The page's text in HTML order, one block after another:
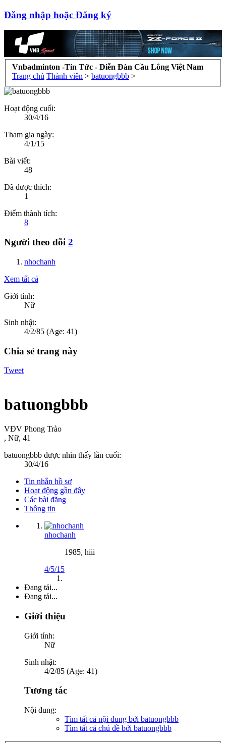
Đăng nhập hoặc Đăng ký
Vnbadminton -Tin Tức - Diễn Đàn Cầu Lông Việt Nam
Trang chủ Thành viên > batuongbbb >
Hoạt động cuối:
30/4/16
Tham gia ngày:
4/1/15
Bài viết:
48
Đã được thích:
1
Điểm thành tích:
8
Người theo dõi 2
nhochanh
Xem tất cả
Giới tính:
Nữ
Sinh nhật:
4/2/85 (Age: 41)
Chia sẻ trang này
Tweet
batuongbbb
VĐV Phong Trào
, Nữ, 41
batuongbbb được nhìn thấy lần cuối:
30/4/16
Tin nhắn hồ sơ
Hoạt động gần đây
Các bài đăng
Thông tin
nhochanh
1985, hiii
4/5/15
Đang tải...
Đang tải...
Giới thiệu
Giới tính:
Nữ
Sinh nhật:
4/2/85 (Age: 41)
Tương tác
Nội dung:
Tìm tất cả nội dung bởi batuongbbb
Tìm tất cả chủ đề bởi batuongbbb